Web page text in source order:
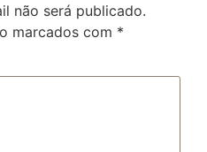
não será publicado.
marcados com *